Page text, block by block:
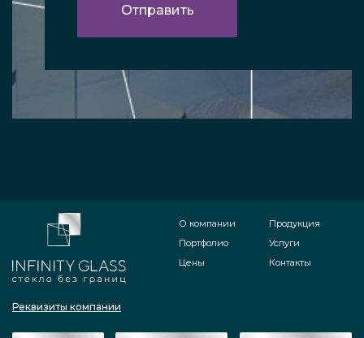
Реквизиты компании
О компании
Портфолио
Цены
Продукция
Услуги
Контакты